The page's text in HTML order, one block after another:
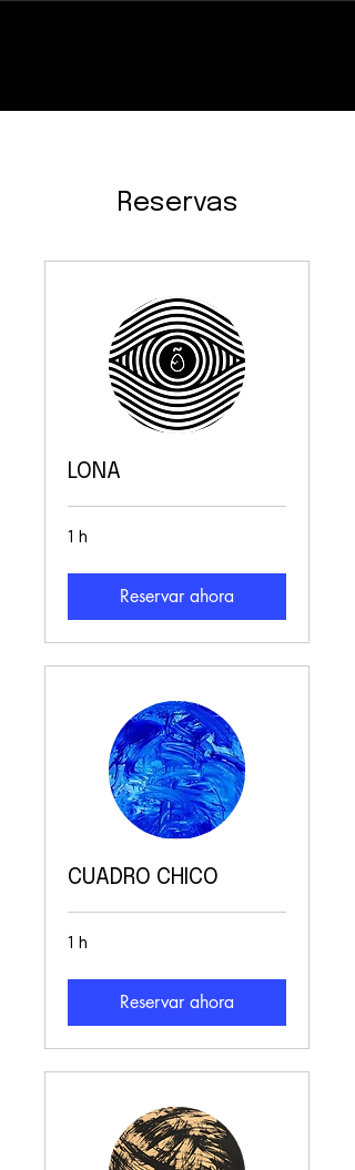
Reservas
LONA
1 h
Reservar ahora
CUADRO CHICO
1 h
Reservar ahora